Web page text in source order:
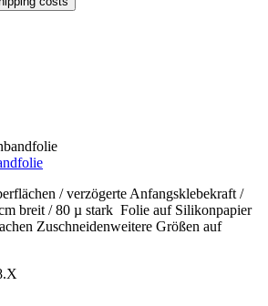
/ verzögerte Anfangsklebekraft /
breit / 80 µ stark Folie auf Silikonpapier
Zuschneidenweitere Größen auf